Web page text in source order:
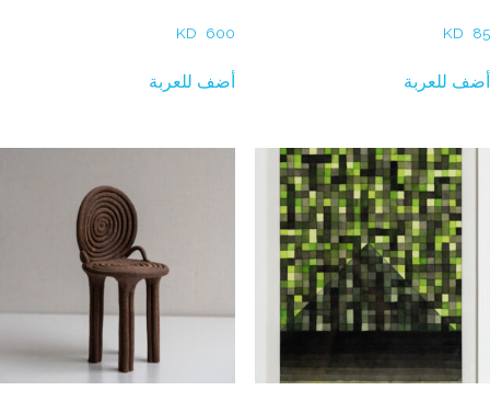
KD 85
أضف للعربة
KD 600
أضف للعربة